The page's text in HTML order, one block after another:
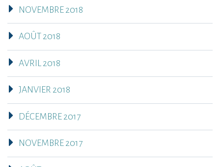
NOVEMBRE 2018
AOÛT 2018
AVRIL 2018
JANVIER 2018
DÉCEMBRE 2017
NOVEMBRE 2017